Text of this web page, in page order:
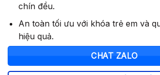
chín đều.
An toàn tối ưu với khóa trẻ em và
hiệu quả.
CHAT ZALO